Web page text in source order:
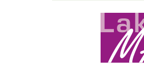
Metanavigation